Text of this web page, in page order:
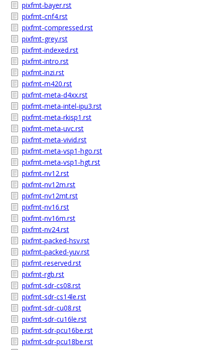
pixfmt-bayer.rst
pixfmt-cnf4.rst
pixfmt-compressed.rst
pixfmt-grey.rst
pixfmt-indexed.rst
pixfmt-intro.rst
pixfmt-inzi.rst
pixfmt-m420.rst
pixfmt-meta-d4xx.rst
pixfmt-meta-intel-ipu3.rst
pixfmt-meta-rkisp1.rst
pixfmt-meta-uvc.rst
pixfmt-meta-vivid.rst
pixfmt-meta-vsp1-hgo.rst
pixfmt-meta-vsp1-hgt.rst
pixfmt-nv12.rst
pixfmt-nv12m.rst
pixfmt-nv12mt.rst
pixfmt-nv16.rst
pixfmt-nv16m.rst
pixfmt-nv24.rst
pixfmt-packed-hsv.rst
pixfmt-packed-yuv.rst
pixfmt-reserved.rst
pixfmt-rgb.rst
pixfmt-sdr-cs08.rst
pixfmt-sdr-cs14le.rst
pixfmt-sdr-cu08.rst
pixfmt-sdr-cu16le.rst
pixfmt-sdr-pcu16be.rst
pixfmt-sdr-pcu18be.rst